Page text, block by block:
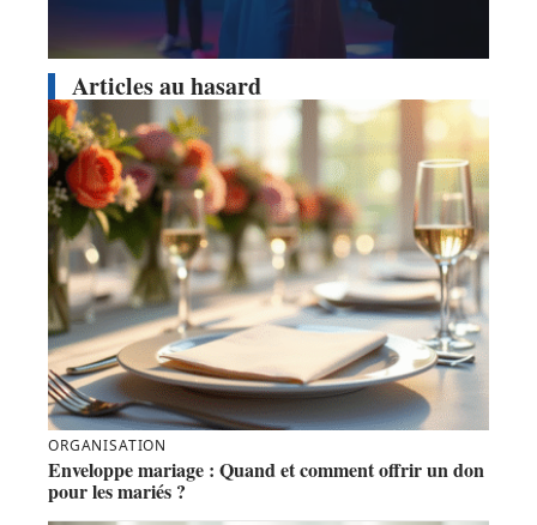
Articles au hasard
ORGANISATION
Enveloppe mariage : Quand et comment offrir un don
pour les mariés ?